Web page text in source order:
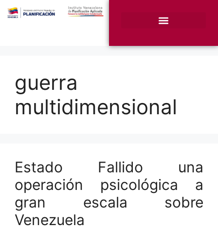
guerra
multidimensional
Estado Fallido una
operación psicológica a
gran escala sobre
Venezuela